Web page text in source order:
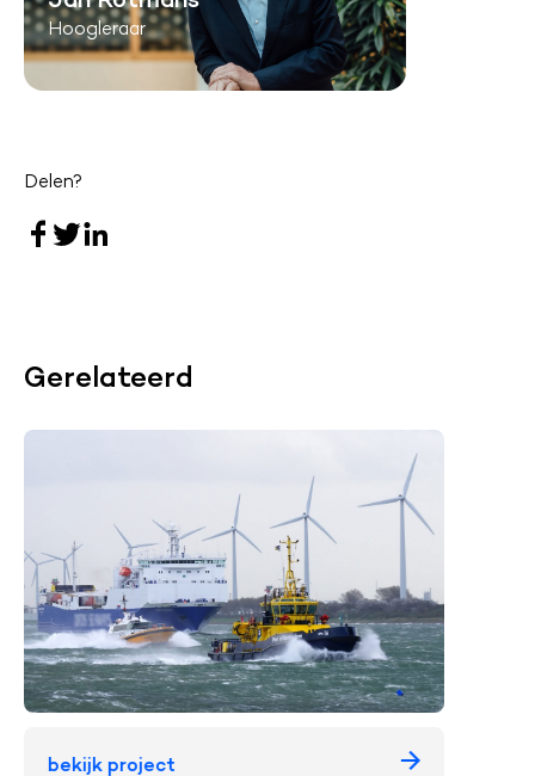
Hoogleraar
Delen?
Gerelateerd
bekijk project